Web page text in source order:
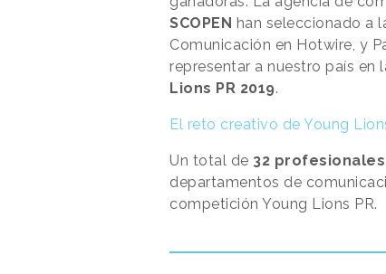
SCOPEN han seleccionado a
Comunicación en Hotwire, y
representar a nuestro país en
Lions PR 2019.
El reto creativo de Young
Un total de 32 profesionales
departamentos de
competición Young Lions PR.